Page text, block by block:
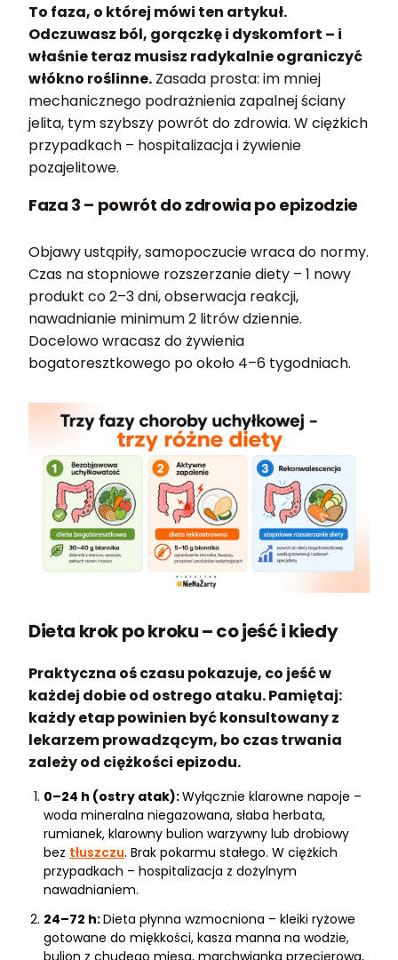
To faza, o której mówi ten artykuł.
Odczuwasz ból, gorączkę i dyskomfort – i
właśnie teraz musisz radykalnie ograniczyć
włókno roślinne. Zasada prosta: im mniej
mechanicznego podrażnienia zapalnej ściany
jelita, tym szybszy powrót do zdrowia. W ciężkich
przypadkach – hospitalizacja i żywienie
pozajelitowe.
Faza 3 – powrót do zdrowia po epizodzie
Objawy ustąpiły, samopoczucie wraca do normy.
Czas na stopniowe rozszerzanie diety – 1 nowy
produkt co 2–3 dni, obserwacja reakcji,
nawadnianie minimum 2 litrów dziennie.
Docelowo wracasz do żywienia
bogatoresztkowego po około 4–6 tygodniach.
Dieta krok po kroku – co jeść i kiedy
Praktyczna oś czasu pokazuje, co jeść w
każdej dobie od ostrego ataku. Pamiętaj:
każdy etap powinien być konsultowany z
lekarzem prowadzącym, bo czas trwania
zależy od ciężkości epizodu.
0–24 h (ostry atak):Wyłącznie klarowne napoje –
woda mineralna niegazowana, słaba herbata,
rumianek, klarowny bulion warzywny lub drobiowy
bez tłuszczu. Brak pokarmu stałego. W ciężkich
przypadkach – hospitalizacja z dożylnym
nawadnianiem.
24–72 h:Dieta płynna wzmocniona – kleiki ryżowe
gotowane do miękkości, kasza manna na wodzie,